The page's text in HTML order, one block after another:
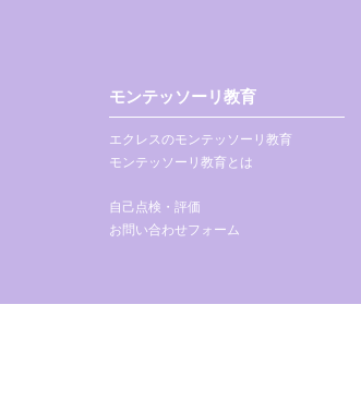
モンテッソーリ教育
エクレスのモンテッソーリ教育
モンテッソーリ教育とは
自己点検・評価
お問い合わせフォーム